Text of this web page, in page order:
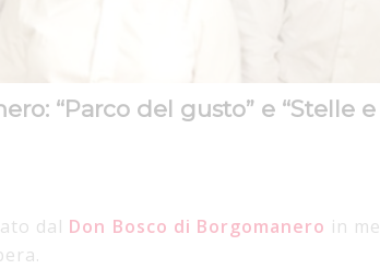
“Parco del gusto” e “Stelle
dal Don Bosco di Borgomanero in